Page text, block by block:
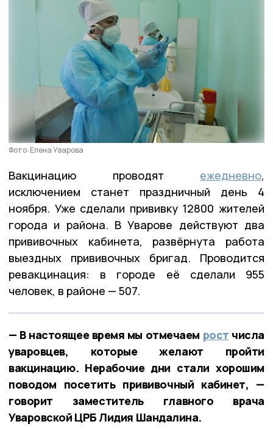
Фото: Елена Уварова
Вакцинацию проводят ежедневно,
исключением станет праздничный день 4
ноября. Уже сделали прививку 12800 жителей
города и района. В Уварове действуют два
прививочных кабинета, развёрнута работа
выездных прививочных бригад. Проводится
ревакцинация: в городе её сделали 955
человек, в районе — 507.
— В настоящее время мы отмечаем рост числа
уваровцев, которые желают пройти
вакцинацию. Нерабочие дни стали хорошим
поводом посетить прививочный кабинет, —
говорит заместитель главного врача
Уваровской ЦРБ Лидия Шандалина.